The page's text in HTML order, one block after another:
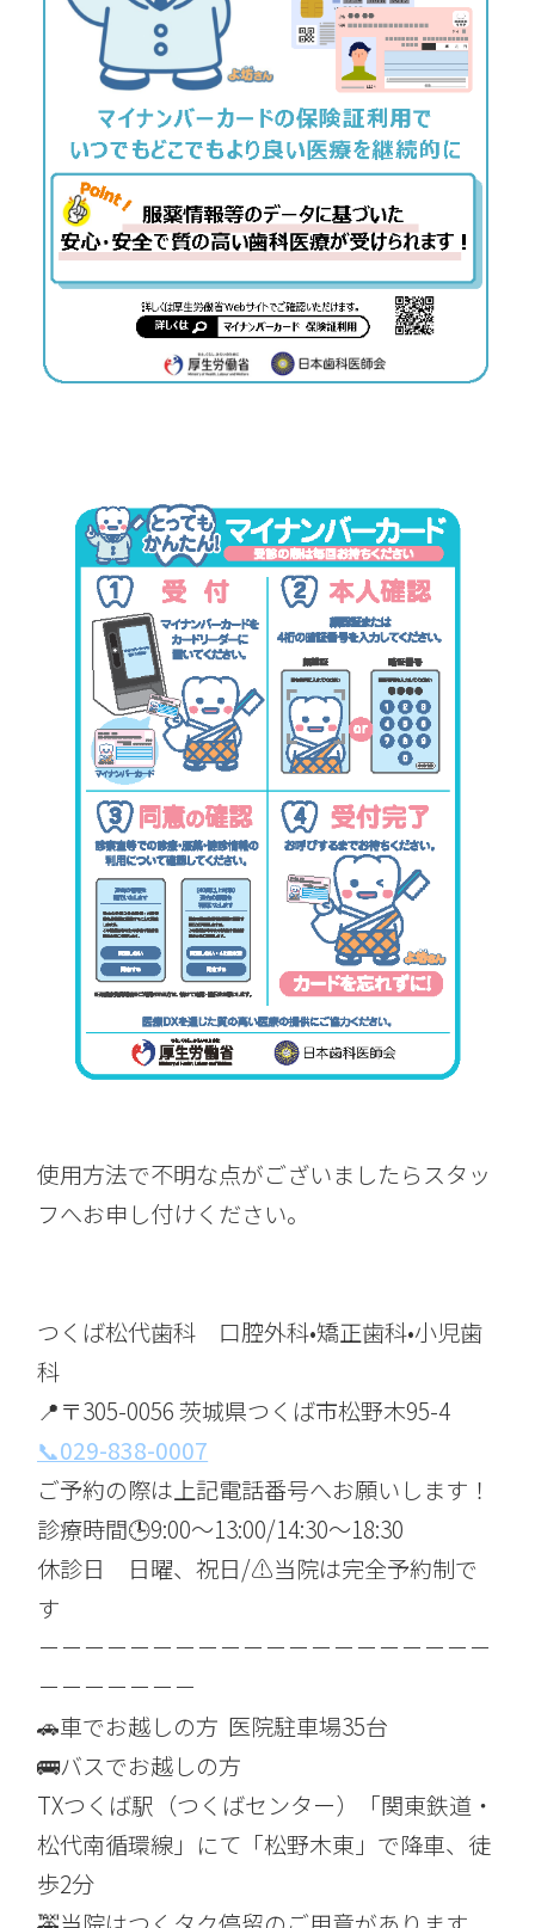
使用方法で不明な点がございましたらスタッ
フへお申し付けください。
つくば松代歯科 口腔外科•矯正歯科•小児歯
科
📍〒305-0056 茨城県つくば市松野木95-4
📞029-838-0007
ご予約の際は上記電話番号へお願いします！
診療時間🕒9:00〜13:00/14:30〜18:30
休診日 日曜、祝日/⚠️当院は完全予約制で
す
－－－－－－－－－－－－－－－－－－－－
－－－－－－－
🚗車でお越しの方 医院駐車場35台
🚌バスでお越しの方
TXつくば駅（つくばセンター）「関東鉄道・
松代南循環線」にて「松野木東」で降車、徒
歩2分